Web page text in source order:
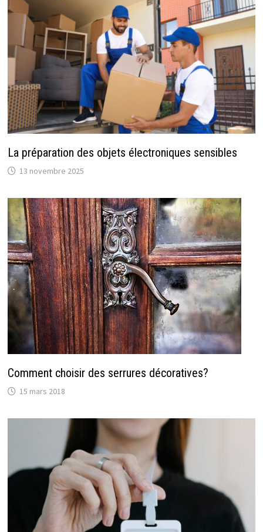
La préparation des objets électroniques sensibles
13 novembre 2025
Comment choisir des serrures décoratives?
15 mars 2018